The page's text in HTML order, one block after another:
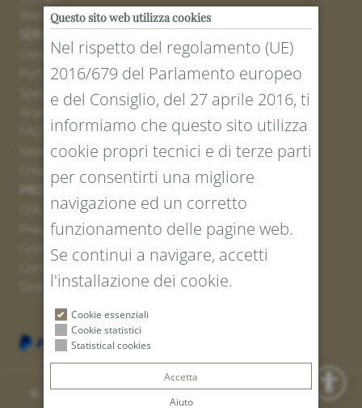
Stores
SERVICE
Contatto
Portale resi
Spedizione
Grandezze e lunghezze
Newsletter iscrizione
PROTEZIONE LEGALE E DEI DATI
Colofone
Privacy Policy
Cookies
Diritto di recesso
© 2026 Tiroler Goldschmied Srl | P. IVA: IT 00766010219
Questo sito web utilizza cookies
Nel rispetto del regolamento (UE)
2016/679 del Parlamento europeo
e del Consiglio, del 27 aprile 2016, ti
informiamo che questo sito utilizza
cookie propri tecnici e di terze parti
per consentirti una migliore
navigazione ed un corretto
funzionamento delle pagine web.
Se continui a navigare, accetti
l'installazione dei cookie.
Cookie essenziali
Cookie statistici
Statistical cookies
Accetta
Aiuto